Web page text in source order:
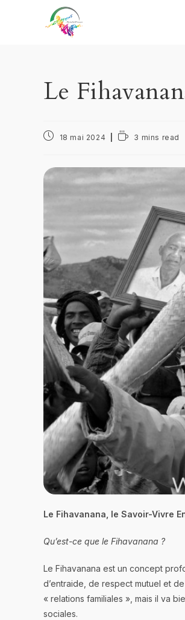
Le
18 mai 2024 3 mins read
Le Fihavanana, le Savoir-Vivre
Qu’est-ce que le Fihavanana ?
Le Fihavanana est un concept
d’entraide, de respect mutuel et
« relations familiales », mais il va
sociales.